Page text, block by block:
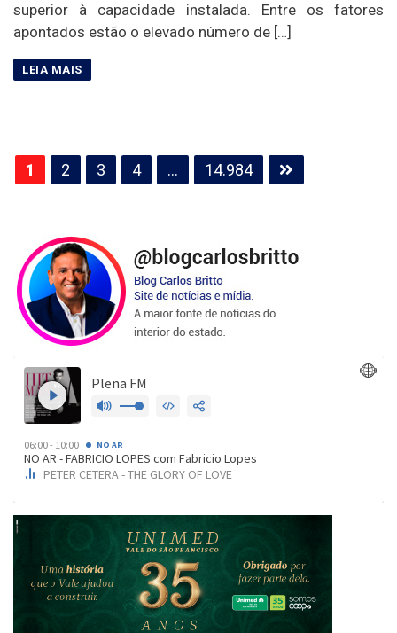
superior à capacidade instalada. Entre os fatores
apontados estão o elevado número de […]
Paginação
de
1 2 3 4 … 14.984